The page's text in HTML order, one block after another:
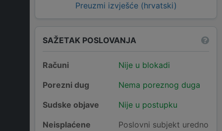
Preuzmi izvješće (hrvatski)
SAŽETAK POSLOVANJA
Računi
Nije u blokadi
Porezni dug
Nema poreznog duga
Sudske objave
Nije u postupku
Neisplaćene
Poslovni subjekt uredno